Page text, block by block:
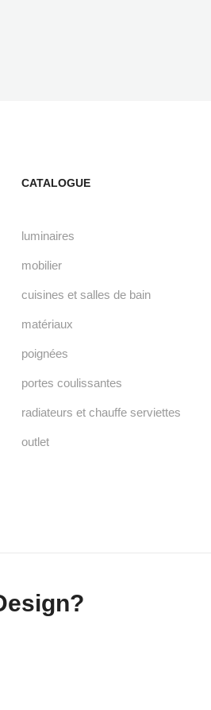
CATALOGUE
luminaires
mobilier
cuisines et salles de bain
matériaux
poignées
portes coulissantes
radiateurs et chauffe serviettes
outlet